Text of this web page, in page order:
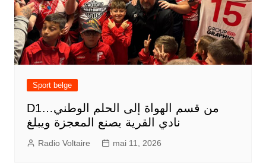
Sport belge
D1من قسم الهواة إلى الحلم الوطني…
نادي القرية يصنع المعجزة ويبلغ
Radio Voltaire mai 11, 2026